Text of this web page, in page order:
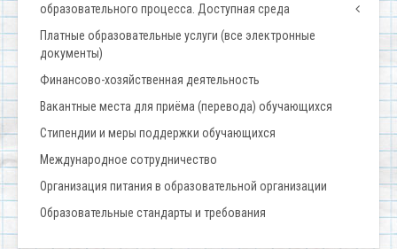
образовательного процесса. Доступная среда
Платные образовательные услуги (все электронные
документы)
Финансово-хозяйственная деятельность
Вакантные места для приёма (перевода) обучающихся
Стипендии и меры поддержки обучающихся
Международное сотрудничество
Организация питания в образовательной организации
Образовательные стандарты и требования